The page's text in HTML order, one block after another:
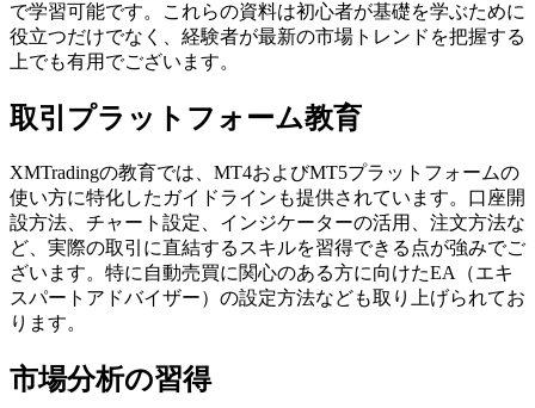
で学習可能です。これらの資料は初心者が基礎を学ぶために
役立つだけでなく、経験者が最新の市場トレンドを把握する
上でも有用でございます。
取引プラットフォーム教育
XMTradingの教育では、MT4およびMT5プラットフォームの
使い方に特化したガイドラインも提供されています。口座開
設方法、チャート設定、インジケーターの活用、注文方法な
ど、実際の取引に直結するスキルを習得できる点が強みでご
ざいます。特に自動売買に関心のある方に向けたEA（エキ
スパートアドバイザー）の設定方法なども取り上げられてお
ります。
市場分析の習得